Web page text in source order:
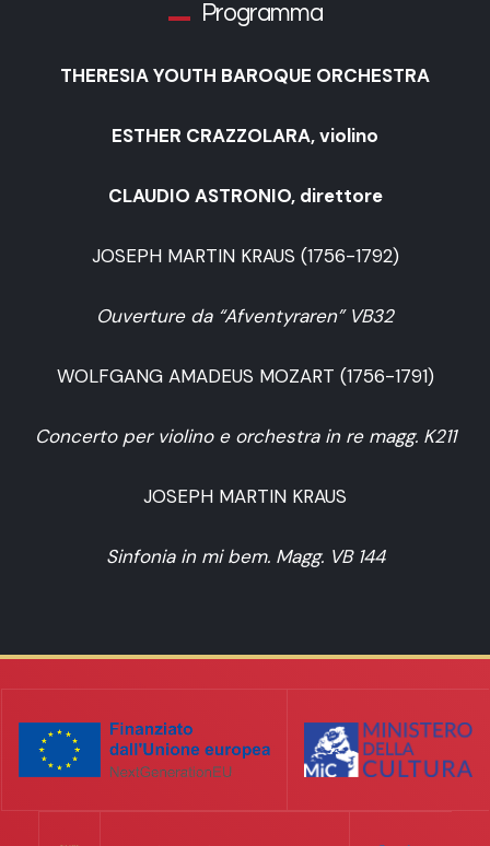
Programma
THERESIA YOUTH BAROQUE ORCHESTRA
ESTHER CRAZZOLARA, violino
CLAUDIO ASTRONIO, direttore
JOSEPH MARTIN KRAUS (1756-1792)
Ouverture da “Afventyraren” VB32
WOLFGANG AMADEUS MOZART (1756-1791)
Concerto per violino e orchestra in re magg. K211
JOSEPH MARTIN KRAUS
Sinfonia in mi bem. Magg. VB 144